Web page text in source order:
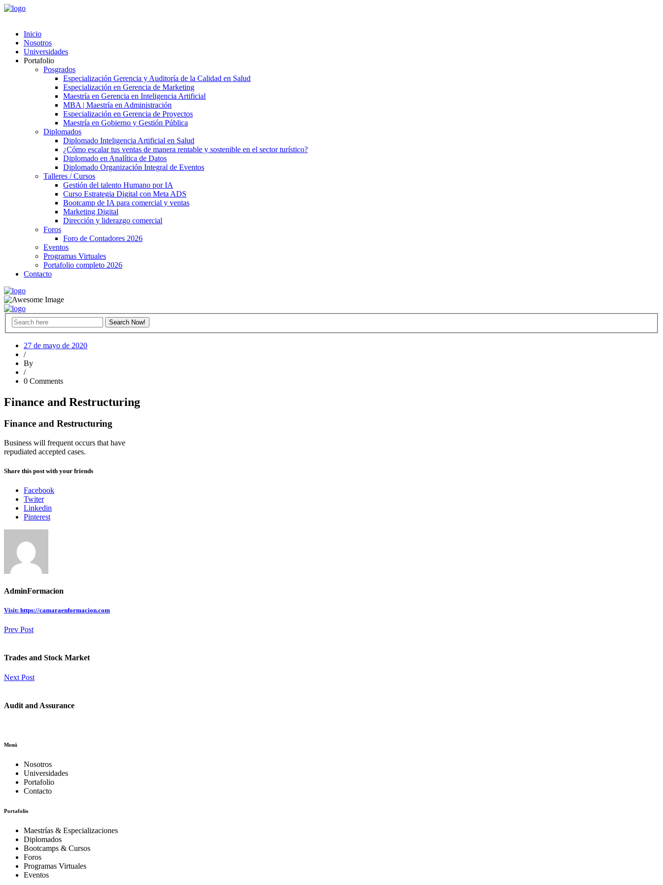
Inicio
Nosotros
Universidades
Portafolio
Posgrados
Especialización Gerencia y Auditoría de la Calidad en Salud
Especialización en Gerencia de Marketing
Maestría en Gerencia en Inteligencia Artificial
MBA | Maestría en Administración
Especialización en Gerencia de Proyectos
Maestría en Gobierno y Gestión Pública
Diplomados
Diplomado Inteligencia Artificial en Salud
¿Cómo escalar tus ventas de manera rentable y sostenible en el sector turístico?
Diplomado en Analítica de Datos
Diplomado Organización Integral de Eventos
Talleres / Cursos
Gestión del talento Humano por IA​
Curso Estrategia Digital con Meta ADS
Bootcamp de IA para comercial y ventas
Marketing Digital
Dirección y liderazgo comercial
Foros
Foro de Contadores 2026
Eventos
Programas Virtuales
Portafolio completo 2026
Contacto
27 de mayo de 2020
/
By
/
0 Comments
Finance and Restructuring
Finance and Restructuring
Business will frequent occurs that have
repudiated accepted cases.
Share this post with your friends
Facebook
Twiter
Linkedin
Pinterest
AdminFormacion
Visit: https://camaraenformacion.com
Prev Post
Trades and Stock Market
Next Post
Audit and Assurance
Menú
Nosotros
Universidades
Portafolio
Contacto
Portafolio
Maestrías & Especializaciones
Diplomados
Bootcamps & Cursos
Foros
Programas Virtuales
Eventos